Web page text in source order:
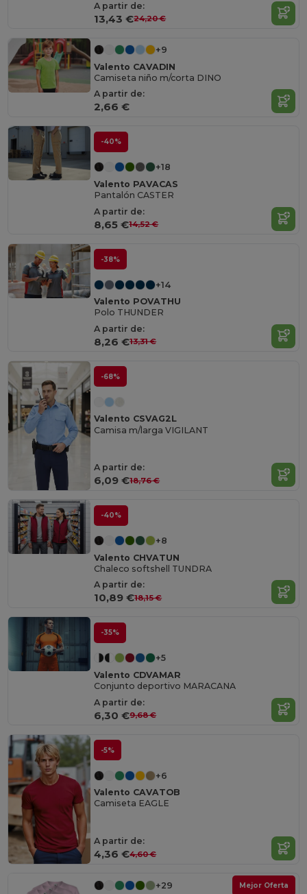
A partir de:
13,43 €24,20 €
+9
Valento CAVADIN
Camiseta niño m/corta DINO
A partir de:
2,66 €
-40%
+18
Valento PAVACAS
Pantalón CASTER
A partir de:
8,65 €14,52 €
-38%
+14
Valento POVATHU
Polo THUNDER
A partir de:
8,26 €13,31 €
-68%
Valento CSVAG2L
Camisa m/larga VIGILANT
A partir de:
6,09 €18,76 €
-40%
+8
Valento CHVATUN
Chaleco softshell TUNDRA
A partir de:
10,89 €18,15 €
-35%
+5
Valento CDVAMAR
Conjunto deportivo MARACANA
A partir de:
6,30 €9,68 €
-5%
+6
Valento CAVATOB
Camiseta EAGLE
A partir de:
4,36 €4,60 €
Mejor Oferta
+29